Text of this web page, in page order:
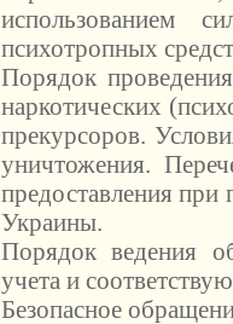
использованием
психотропных
Порядок
наркотических
прекурсоров.
уничтожения.
предоставления при
Украины.
Порядок ведения
учета и
Безопасное